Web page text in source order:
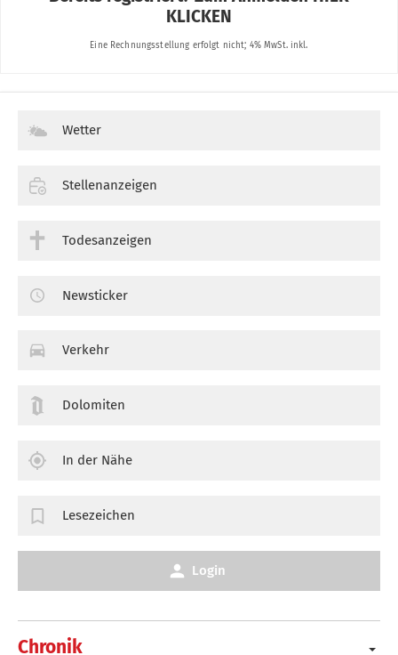
Chronik
Wetter
Stellenanzeigen
Todesanzeigen
Newsticker
Verkehr
Dolomiten
In der Nähe
Lesezeichen
Login